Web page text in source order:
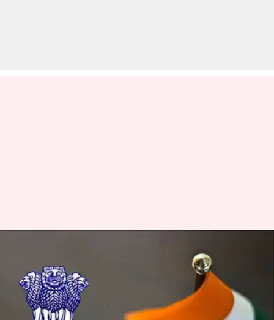
மகள் IAS தேர்வில் வெற்றி
பெற்ற கதை
எழுதியவர் Sindhuja SM 08:31 am